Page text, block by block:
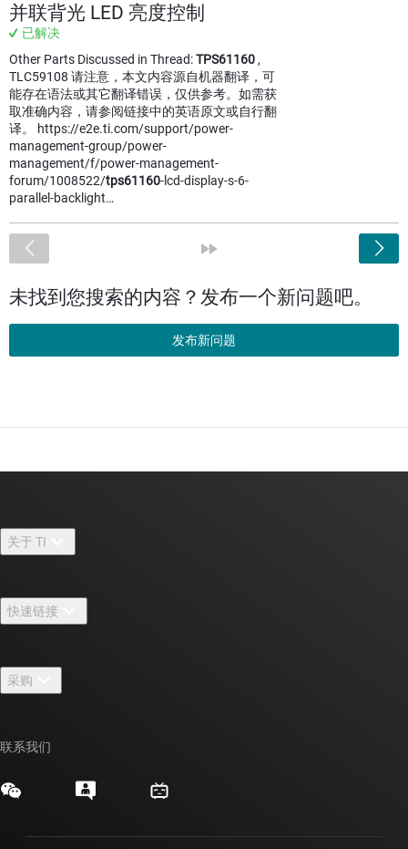
并联背光 LED 亮度控制
已解决
Other Parts Discussed in Thread:TPS61160 ,
TLC59108 请注意，本文内容源自机器翻译，可
能存在语法或其它翻译错误，仅供参考。如需获
取准确内容，请参阅链接中的英语原文或自行翻
译。 https://e2e.ti.com/support/power-
management-group/power-
management/f/power-management-
forum/1008522/tps61160-lcd-display-s-6-
parallel-backlight…
未找到您搜索的内容？发布一个新问题吧。
发布新问题
关于 TI
招贤纳士
新闻中心
活动
投资者关系
快速链接
TI E2E™ 设计支持论坛
采购
发货、付款和税费
联系我们